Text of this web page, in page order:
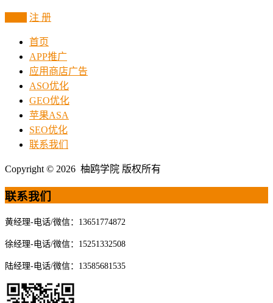
注 册
首页
APP推广
应用商店广告
ASO优化
GEO优化
苹果ASA
SEO优化
联系我们
Copyright © 2026 柚鸥学院 版权所有
联系我们
黄经理-电话/微信：13651774872
徐经理-电话/微信：15251332508
陆经理-电话/微信：13585681535